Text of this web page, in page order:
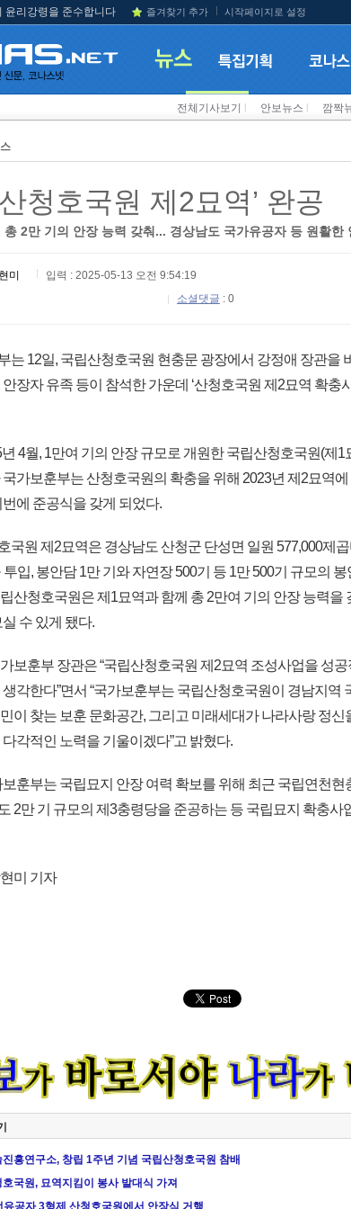
윤리강령을 준수합니다 즐겨찾기 추가 시작페이지로 설정
전체기사보기 안보뉴스 깜짝
청호국원 제2묘역’ 완공
총 2만 기의 안장 능력 갖춰... 경상남도 국가유공자 등 원활한
미
입력 : 2025-05-13 오전 9:54:19
소셜댓글 : 0
는 12일, 국립산청호국원 현충문 광장에서 강정애 장관을
장자 유족 등이 참석한 가운데 ‘산청호국원 제2묘역 확충
4월, 1만여 기의 안장 규모로 개원한 국립산청호국원(제
국가보훈부는 산청호국원의 확충을 위해 2023년 제2묘역
번에 준공식을 갖게 되었다.
국원 제2묘역은 경상남도 산청군 단성면 일원 577,000제곱
투입, 봉안담 1만 기와 자연장 500기 등 1만 500기 규모의
산청호국원은 제1묘역과 함께 총 2만여 기의 안장 능력을
수 있게 됐다.
보훈부 장관은 “국립산청호국원 제2묘역 조성사업을 성
생각한다”면서 “국가보훈부는 국립산청호국원이 경남지역
이 찾는 보훈 문화공간, 그리고 미래세대가 나라사랑 정신
각적인 노력을 기울이겠다”고 밝혔다.
보훈부는 국립묘지 안장 여력 확보를 위해 최근 국립연천현
2만 기 규모의 제3충령당을 준공하는 등 국립묘지 확충사
미 기자
흥연구소, 창립 1주년 기념 국립산청호국원 참배
국원, 묘역지킴이 봉사 발대식 가져
유공자 3형제 산청호국원에서 안장식 거행